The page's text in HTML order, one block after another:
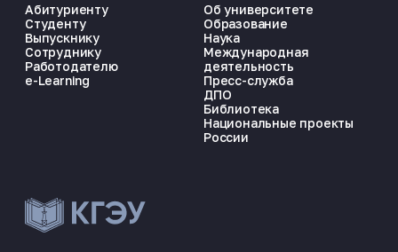
ЭНЕРГОКОД — ПОМОЩНИК КГЭУ
Абитуриенту
Студенту
Выпускнику
Сотруднику
Работодателю
e-Learning
Об университете
Образование
Наука
Международная
деятельность
Пресс-служба
ДПО
Библиотека
Национальные проекты
России